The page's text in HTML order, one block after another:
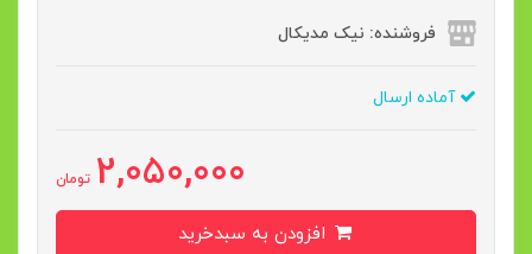
فروشنده: نیک مدیکال
آماده ارسال
2,050,000 تومان